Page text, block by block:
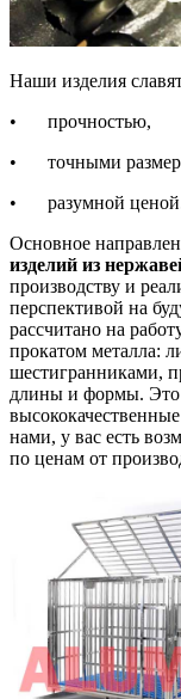
Наши изделия
•
прочностью,
•
точными
•
разумной
Основное
изделий из
производству и
перспективой на
рассчитано на
прокатом металла:
шестигранниками,
длины и формы. Это
нами, у вас есть
по ценам от